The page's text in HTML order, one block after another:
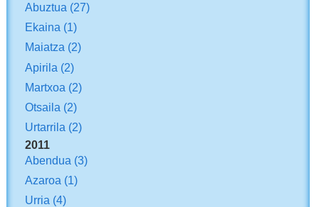
Abuztua (27)
Ekaina (1)
Maiatza (2)
Apirila (2)
Martxoa (2)
Otsaila (2)
Urtarrila (2)
2011
Abendua (3)
Azaroa (1)
Urria (4)